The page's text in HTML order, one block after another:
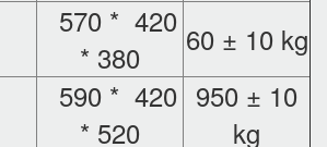
570 * 420
* 380
60 ± 10 kg
590 * 420
* 520
950 ± 10
kg